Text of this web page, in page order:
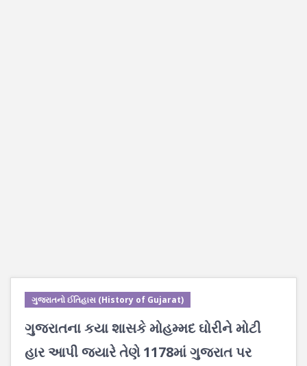
ગુજરાતનો ઈતિહાસ (History of Gujarat)
ગુજરાતના કયા શાસકે મોહમ્મદ ઘોરીને મોટી
હાર આપી જ્યારે તેણે 1178માં ગુજરાત પર